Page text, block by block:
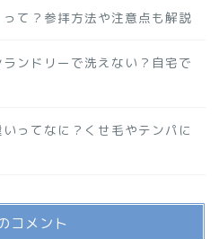
て？参拝方法や注意点も解説
ンドリーで洗えない？自宅で
ってなに？くせ毛やテンパに
コメント